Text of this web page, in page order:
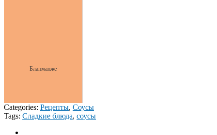
Бланманже
Categories: Рецепты, Соусы
Tags: Сладкие блюда, соусы